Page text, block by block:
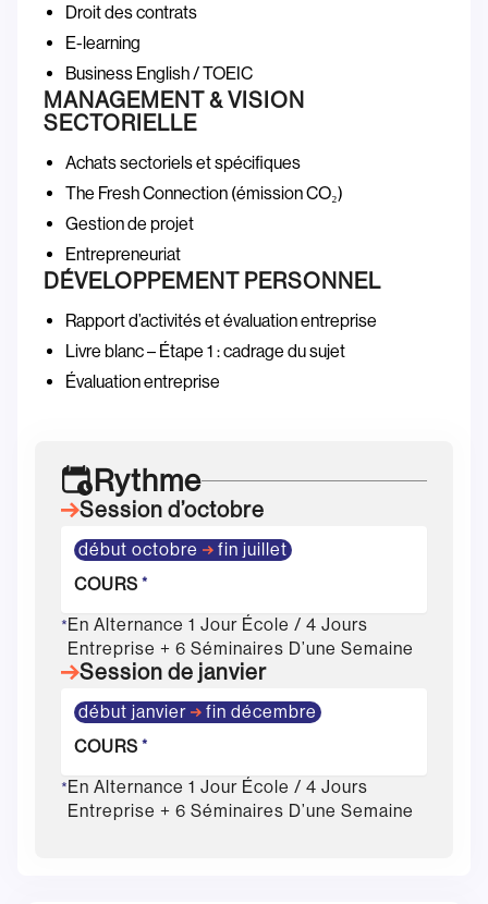
Droit des contrats
E-learning
Business English / TOEIC
MANAGEMENT & VISION
SECTORIELLE
Achats sectoriels et spécifiques
The Fresh Connection (émission CO₂)
Gestion de projet
Entrepreneuriat
DÉVELOPPEMENT PERSONNEL
Rapport d’activités et évaluation entreprise
Livre blanc – Étape 1 : cadrage du sujet
Évaluation entreprise
Rythme
Session d’octobre
début octobre
fin juillet
COURS *
*En Alternance 1 Jour École / 4 Jours
Entreprise + 6 Séminaires D’une Semaine
Session de janvier
début janvier
fin décembre
COURS *
*En Alternance 1 Jour École / 4 Jours
Entreprise + 6 Séminaires D’une Semaine